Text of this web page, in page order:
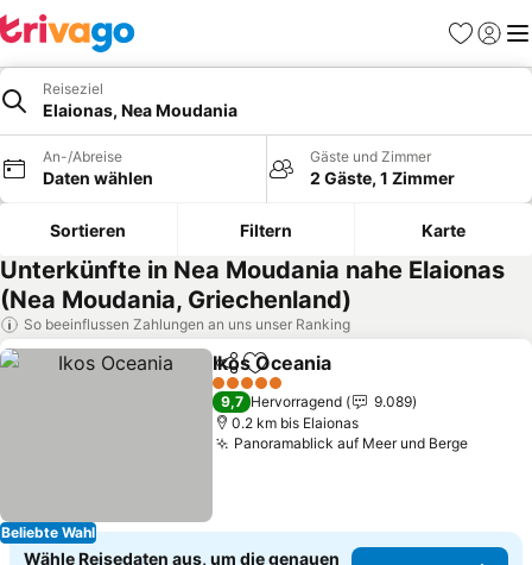
Favoriten
Reiseziel
Elaionas, Nea Moudania
An-/Abreise
Daten wählen
Gäste und Zimmer
2 Gäste, 1 Zimmer
Sortieren Filtern Karte
Unterkünfte in Nea Moudania nahe Elaionas
(Nea Moudania, Griechenland)
So beeinflussen Zahlungen an uns unser Ranking
Beliebte Wahl
TeilenZu Favoriten hinzufügen
Ikos Oceania
5 Sterne
9,7 Hervorragend
9.089
0.2 km bis Elaionas
Panoramablick auf Meer und BergePreise
Wähle Reisedaten aus, um die genauen